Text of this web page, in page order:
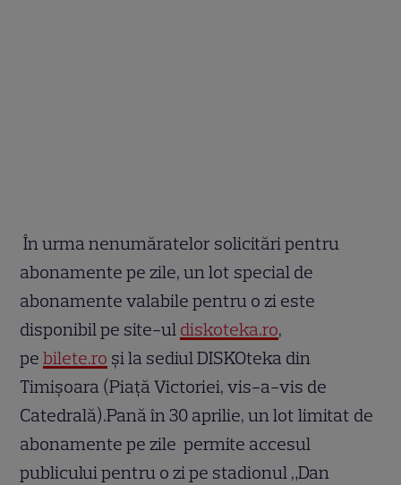
În urma nenumăratelor solicitări pentru
abonamente pe zile, un lot special de
abonamente valabile pentru o zi este
disponibil pe site-ul diskoteka.ro,
pebilete.ro și la sediul DISKOteka din
Timișoara (Piață Victoriei, vis-a-vis de
Catedrală).Pană în 30 aprilie, un lot limitat de
abonamente pe zile permite accesul
publicului pentru o zi pe stadionul „Dan